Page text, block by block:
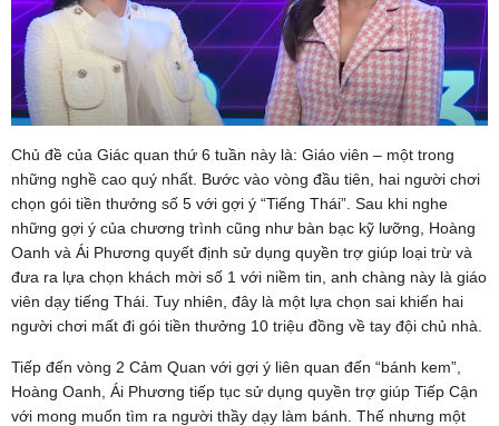
Chủ đề của Giác quan thứ 6 tuần này là: Giáo viên – một trong
những nghề cao quý nhất. Bước vào vòng đầu tiên, hai người chơi
chọn gói tiền thưởng số 5 với gợi ý “Tiếng Thái”. Sau khi nghe
những gợi ý của chương trình cũng như bàn bạc kỹ lưỡng, Hoàng
Oanh và Ái Phương quyết định sử dụng quyền trợ giúp loại trừ và
đưa ra lựa chọn khách mời số 1 với niềm tin, anh chàng này là giáo
viên dạy tiếng Thái. Tuy nhiên, đây là một lựa chọn sai khiến hai
người chơi mất đi gói tiền thưởng 10 triệu đồng về tay đội chủ nhà.
Tiếp đến vòng 2 Cảm Quan với gợi ý liên quan đến “bánh kem”,
Hoàng Oanh, Ái Phương tiếp tục sử dụng quyền trợ giúp Tiếp Cận
với mong muốn tìm ra người thầy dạy làm bánh. Thế nhưng một